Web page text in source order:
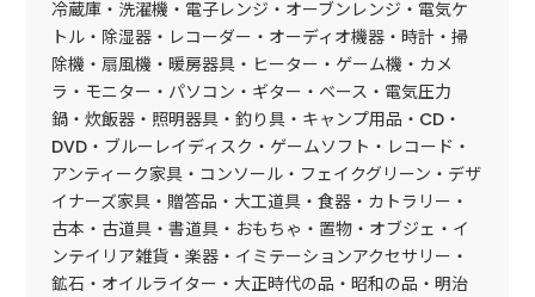
冷蔵庫・洗濯機・電子レンジ・オーブンレンジ・電気ケ
トル・除湿器・レコーダー・オーディオ機器・時計・掃
除機・扇風機・暖房器具・ヒーター・ゲーム機・カメ
ラ・モニター・パソコン・ギター・ベース・電気圧力
鍋・炊飯器・照明器具・釣り具・キャンプ用品・CD・
DVD・ブルーレイディスク・ゲームソフト・レコード・
アンティーク家具・コンソール・フェイクグリーン・デザ
イナーズ家具・贈答品・大工道具・食器・カトラリー・
古本・古道具・書道具・おもちゃ・置物・オブジェ・イ
ンテイリア雑貨・楽器・イミテーションアクセサリー・
鉱石・オイルライター・大正時代の品・昭和の品・明治